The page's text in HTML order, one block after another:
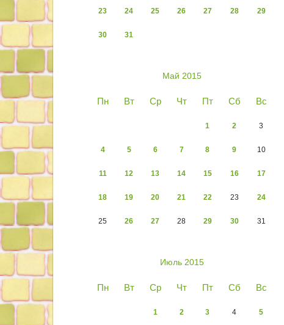
23 24 25 26 27 28 29
30 31
Май 2015
Пн Вт Ср Чт Пт Сб Вс
1 2 3
4 5 6 7 8 9 10
11 12 13 14 15 16 17
18 19 20 21 22 23 24
25 26 27 28 29 30 31
Июль 2015
Пн Вт Ср Чт Пт Сб Вс
1 2 3 4 5